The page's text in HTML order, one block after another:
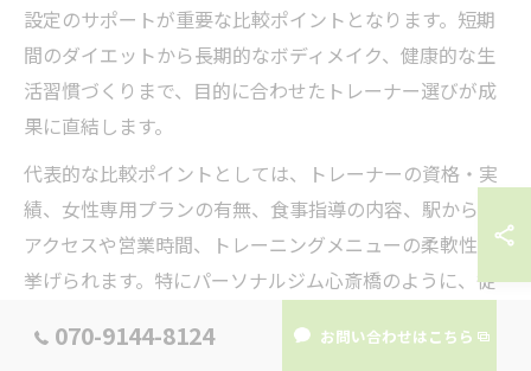
設定のサポートが重要な比較ポイントとなります。短期
間のダイエットから長期的なボディメイク、健康的な生
活習慣づくりまで、目的に合わせたトレーナー選びが成
果に直結します。
代表的な比較ポイントとしては、トレーナーの資格・実
績、女性専用プランの有無、食事指導の内容、駅からの
アクセスや営業時間、トレーニングメニューの柔軟性が
挙げられます。特にパーソナルジム心斎橋のように、徒
グを重視する施設は、継続しやすい環境が整っていま
070-9144-8124 お問い合わせはこちら